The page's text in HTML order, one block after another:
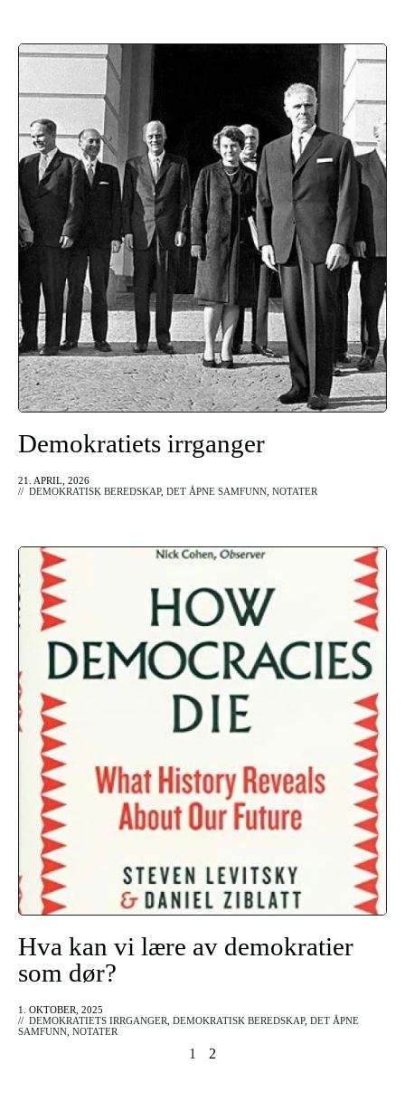
Demokratiets irrganger
21. APRIL, 2026
// DEMOKRATISK BEREDSKAP, DET ÅPNE SAMFUNN NOTATER
Hva kan vi lære av demokratier
som dør?
1. OKTOBER, 2025
// DEMOKRATIETS IRRGANGER DEMOKRATISK BEREDSKAP, DET ÅPNE
SAMFUNN NOTATER
1 2